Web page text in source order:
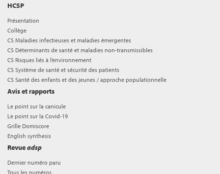
HCSP
Présentation
Collège
CS Maladies infectieuses et maladies émergentes
CS Déterminants de santé et maladies non-transmissibles
CS Risques liés à l’environnement
CS Système de santé et sécurité des patients
CS Santé des enfants et des jeunes / approche populationnelle
Avis et rapports
Le point sur la canicule
Le point sur la Covid-19
Grille Domiscore
English synthesis
Revueadsp
Dernier numéro paru
Tous les numéros